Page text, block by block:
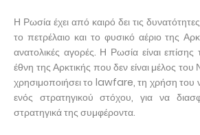
Η Ρωσία έχει από καιρό δει τις
το πετρέλαιο και το φυσικό αέριο της
ανατολικές αγορές. Η Ρωσία είναι
έθνη της Αρκτικής που δεν είναι μέλος
χρησιμοποιήσει το lawfare, τη χρήση του
ενός στρατηγικού στόχου, για να
στρατηγικά της συμφέροντα.